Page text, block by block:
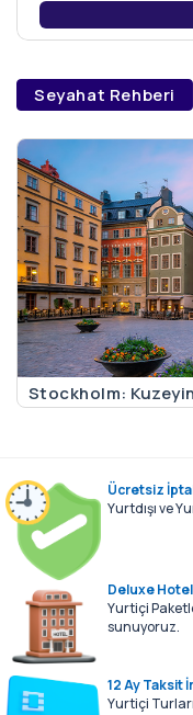
Seyahat Rehberi
Stockholm:
Ücretsiz
Yurtdışı ve
Deluxe
Yurtiçi
sunuyoruz.
12 Ay Taksit
Yurtiçi